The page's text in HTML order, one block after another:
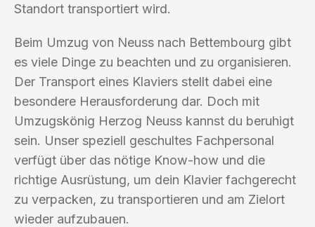
Standort transportiert wird.
Beim Umzug von Neuss nach Bettembourg gibt
es viele Dinge zu beachten und zu organisieren.
Der Transport eines Klaviers stellt dabei eine
besondere Herausforderung dar. Doch mit
Umzugskönig Herzog Neuss kannst du beruhigt
sein. Unser speziell geschultes Fachpersonal
verfügt über das nötige Know-how und die
richtige Ausrüstung, um dein Klavier fachgerecht
zu verpacken, zu transportieren und am Zielort
wieder aufzubauen.